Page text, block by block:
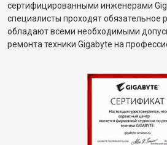
сертифицированными инженерами
специалисты проходят обязательное
обладают всеми необходимыми
ремонта техники Gigabyte на